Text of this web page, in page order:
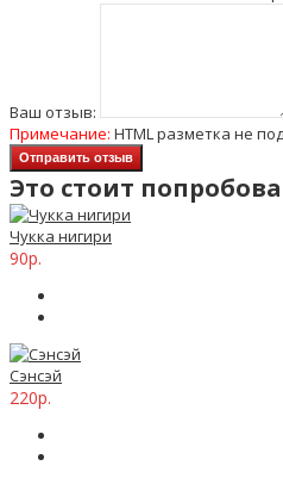
Ваш отзыв:
Примечание: HTML разметка не
Отправить отзыв
Это стоит
Чукка нигири
90р.
Сэнсэй
220р.